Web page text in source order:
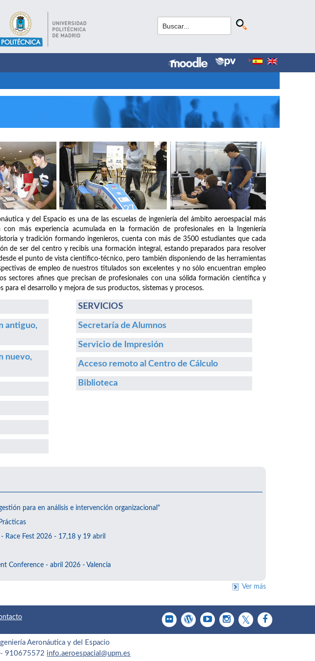
y del Espacio es una de las escuelas de ingeniería del ámbito aeroespacial más
más experiencia acumulada en la formación de profesionales en la Ingeniería
y tradición formando ingenieros, cuenta con más de 3500 estudiantes que cada
de ser del centro y recibís una formación integral, estando preparados para resolver
el punto de vista científico-técnico, pero también disponiendo de las herramientas
de empleo de nuestros titulados son excelentes y no sólo encuentran empleo
sectores afines que precisan de profesionales con una sólida formación científica y
el desarrollo y mejora de sus productos, sistemas y procesos.
antiguo,
nuevo,
SERVICIOS
Secretaría de Alumnos
Servicio de Impresión
Acceso remoto al Centro de Cálculo
Biblioteca
para en análisis e intervención organizacional"
Race Fest 2026 - 17,18 y 19 abril
Conference - abril 2026 - Valencia
Ver más
Aeronáutica y del Espacio
910675572 info.aeroespacial@upm.es